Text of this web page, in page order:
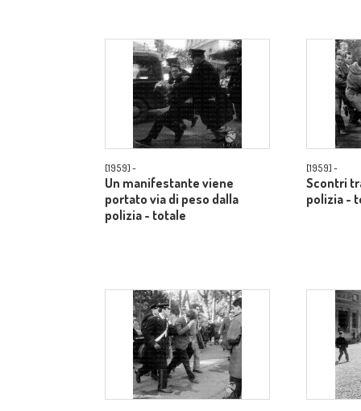
[1959] -
Un manifestante viene
portato via di peso dalla
polizia - totale
[1959] -
Scontri
polizia -